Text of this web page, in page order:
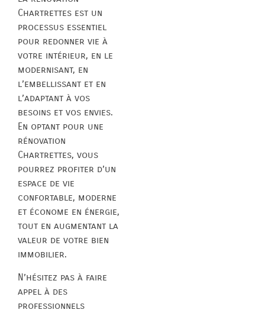
Chartrettes est un
processus essentiel
pour redonner vie à
votre intérieur, en le
modernisant, en
l’embellissant et en
l’adaptant à vos
besoins et vos envies.
En optant pour une
rénovation
Chartrettes, vous
pourrez profiter d’un
espace de vie
confortable, moderne
et économe en énergie,
tout en augmentant la
valeur de votre bien
immobilier.
N’hésitez pas à faire
appel à des
professionnels